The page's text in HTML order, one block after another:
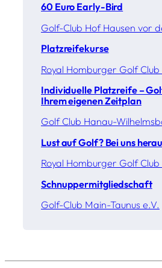
60 Euro Early-Bird
Golf-Club Hof Hausen vor
Platzreifekurse
Royal Homburger Golf Club
Individuelle Platzreife –
Ihrem eigenen Zeitplan
Golf Club Hanau-
Lust auf Golf? Bei uns
Royal Homburger Golf Club
Schnuppermitgliedschaft
Golf-Club Main-Taunus e.V.